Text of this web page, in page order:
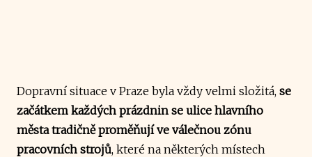
Dopravní situace v Praze byla vždy velmi složitá, se
začátkem každých prázdnin se ulice hlavního
města tradičně proměňují ve válečnou zónu
pracovních strojů, které na některých místech